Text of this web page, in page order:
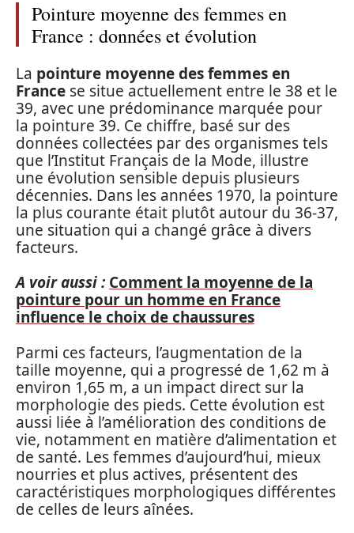
Pointure moyenne des femmes en
France : données et évolution
La pointure moyenne des femmes en
France se situe actuellement entre le 38 et le
39, avec une prédominance marquée pour
la pointure 39. Ce chiffre, basé sur des
données collectées par des organismes tels
que l’Institut Français de la Mode, illustre
une évolution sensible depuis plusieurs
décennies. Dans les années 1970, la pointure
la plus courante était plutôt autour du 36-37,
une situation qui a changé grâce à divers
facteurs.
A voir aussi : Comment la moyenne de la
pointure pour un homme en France
influence le choix de chaussures
Parmi ces facteurs, l’augmentation de la
taille moyenne, qui a progressé de 1,62 m à
environ 1,65 m, a un impact direct sur la
morphologie des pieds. Cette évolution est
aussi liée à l’amélioration des conditions de
vie, notamment en matière d’alimentation et
de santé. Les femmes d’aujourd’hui, mieux
nourries et plus actives, présentent des
caractéristiques morphologiques différentes
de celles de leurs aînées.